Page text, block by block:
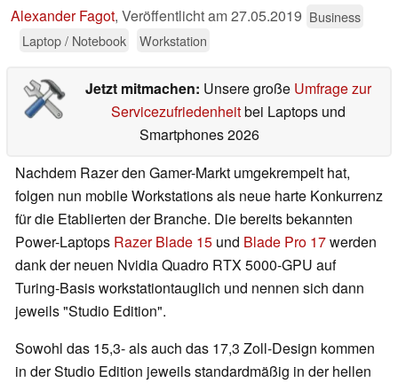
Alexander Fagot, Veröffentlicht am27.05.2019 Business
Laptop / Notebook
Workstation
Jetzt mitmachen: Unsere große Umfrage zur
Servicezufriedenheitbei Laptops und
Smartphones 2026
Nachdem Razer den Gamer-Markt umgekrempelt hat,
folgen nun mobile Workstations als neue harte Konkurrenz
für die Etablierten der Branche. Die bereits bekannten
Power-Laptops Razer Blade 15 und Blade Pro 17werden
dank der neuen Nvidia Quadro RTX 5000-GPU auf
Turing-Basis workstationtauglich und nennen sich dann
jeweils "Studio Edition".
Sowohl das 15,3- als auch das 17,3 Zoll-Design kommen
in der Studio Edition jeweils standardmäßig in der hellen